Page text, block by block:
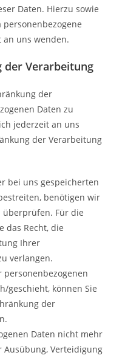
Daten. Hierzu sowie
an uns wenden.
der Verarbeitung
der
Daten zu
jederzeit an uns
der Verarbeitung
bei uns gespeicherten
benötigen wir
überprüfen. Für die
das Recht, die
Ihrer
verlangen.
geschieht, können Sie
der
Daten nicht mehr
Ausübung, Verteidigung